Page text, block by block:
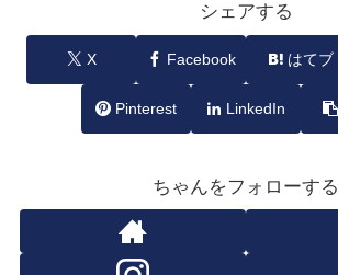
シェアする
X Facebook はてブ
Pinterest LinkedIn
ちゃんをフォローする